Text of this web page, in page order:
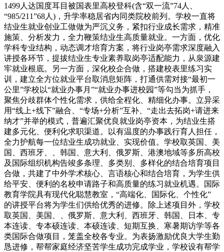
1499人达国度耳目被国表里高校登科(含“双一流”74人、
“985/211”68人)，升学率稳居省内同类院校前列。学校一直将
结业生就业创业工做做为严沉义务，紧扣行业成长需求，精准
施策、分析发力，全力鞭策结业生高质量就业。一方面，优化
学科专业结构，动态调才培育方案，将行业岗亭需求深度融入
讲授各环节，提拔结业生专业素养取岗亭适配能力，从泉源建
牢就业根底。另一方面，深化校企合做，搭建校表里练习实
训，建立全方位就业平台取消息矩阵，打通供需对接“最初一
公里”学校以“就业办事月”“就业办事进校园”等勾当为抓手，
聚焦分歧群体个性化需求，供给全程化、精细化办事。立异采
用“线上+线下”融合、“专场+分析”互补、“走出去拓岗+请进来
纳才”并举的模式，普遍汇聚优良就业岗亭资本，为结业生搭
建多元化、便利化求职渠道。以有温度的办事践行育人担任，
全力护航每一位结业生成功就业、实现价值。学校取英国、美
国、西班牙、、韩国、意大利、俄罗斯、港澳地域等多所高校
及国际组织机构告竣多条理、多类别、多样化的结合培育项目
合做，共建了中外学术核心、言语核心和结合培育，为学生供
给平安、便利的名校申请路子和高质量的练习就业机遇。国际
教育学院具有现代化聪慧教室，“高端化、国际化、个性化”
的讲授平台将为学生们供给优秀的进修。除上述项目外，学校
取英国、美国、、俄罗斯、意大利、西班牙、韩国、日本、专
本连读、专本硕连读、本硕连读、短期互换、寒暑期访学等各
类国际合做项目，笼盖全校各专业。为表扬激励优良大学生勤
恳进修，帮帮家庭经济坚苦学生成功完成学业，学校设有帮学